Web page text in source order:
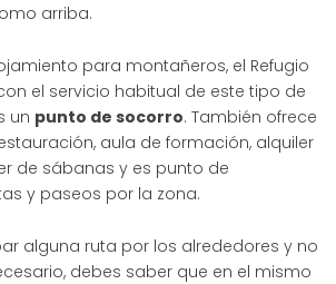
arriba.
para montañeros, el Refugio
el servicio habitual de este tipo de
un punto de socorro. También ofrece
aula de formación, alquiler
de sábanas y es punto de
y paseos por la zona.
alguna ruta por los alrededores y no
debes saber que en el mismo